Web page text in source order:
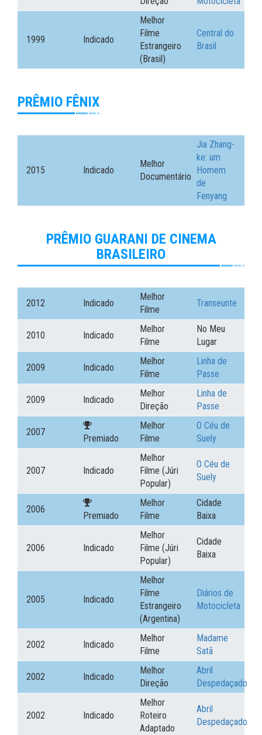
1999 Indicado
Melhor
Filme
Estrangeiro
(Brasil)
Central do
Brasil
PRÊMIO FÊNIX
2015 Indicado
Melhor
Documentário
Jia Zhang-
ke: um
Homem
de
Fenyang
PRÊMIO GUARANI DE CINEMA
BRASILEIRO
2012 Indicado
Melhor
Filme
Transeunte
2010 Indicado
Melhor
Filme
No Meu
Lugar
2009 Indicado
Melhor
Filme
Linha de
Passe
2009 Indicado
Melhor
Direção
Linha de
Passe
2007
Premiado
Melhor
Filme
O Céu de
Suely
2007 Indicado
Melhor
Filme (Júri
Popular)
O Céu de
Suely
2006
Premiado
Melhor
Filme
Cidade
Baixa
2006 Indicado
Melhor
Filme (Júri
Popular)
Cidade
Baixa
2005 Indicado
Melhor
Filme
Estrangeiro
(Argentina)
Diários de
Motocicleta
2002 Indicado
Melhor
Filme
Madame
Satã
2002 Indicado
Melhor
Direção
Abril
Despedaçado
2002 Indicado
Melhor
Roteiro
Adaptado
Abril
Despedaçado